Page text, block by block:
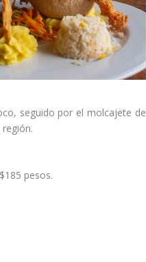
seguido por el molcajete de
pesos.